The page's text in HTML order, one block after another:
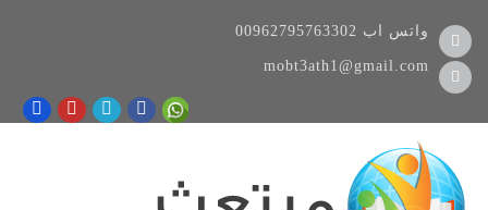
00962795763302 واتس اب
mobt3ath1@gmail.com